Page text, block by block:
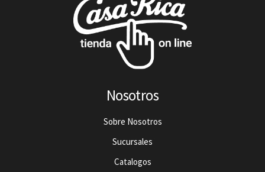
Nosotros
Sobre Nosotros
Sucursales
Catalogos